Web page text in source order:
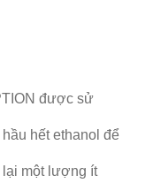
được sử
hết ethanol để
lại một lượng ít